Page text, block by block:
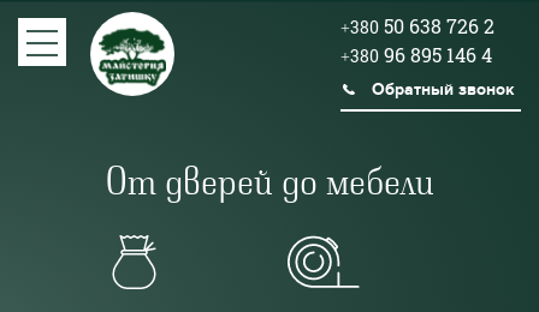
+380 50 638 726 2
+380 96 895 146 4
Обратный звонок
От дверей до мебели